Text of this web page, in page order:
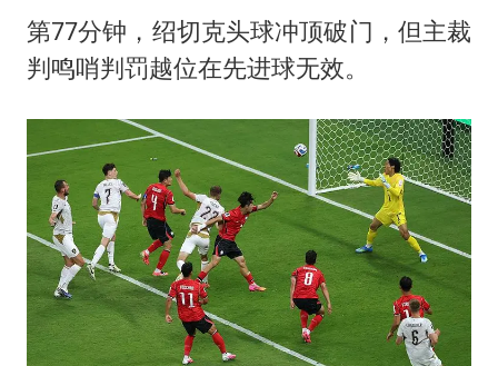
第77分钟，绍切克头球冲顶破门，但主裁
判鸣哨判罚越位在先进球无效。